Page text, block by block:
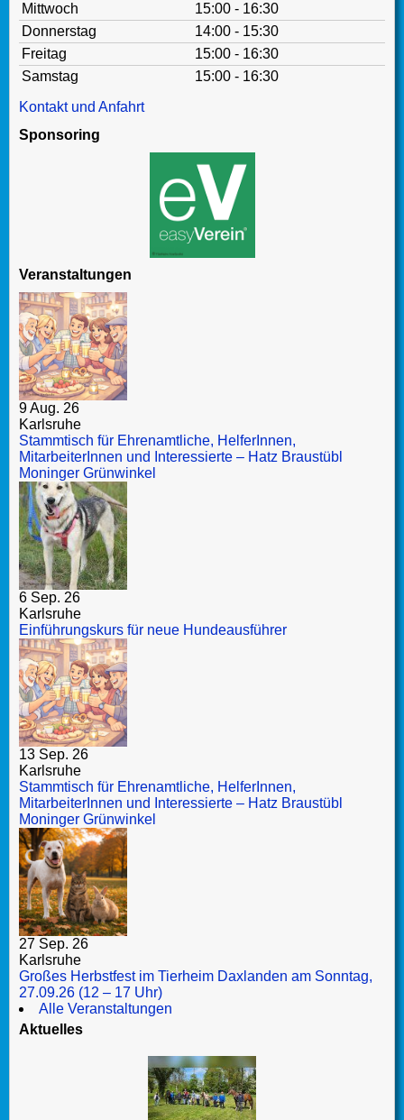
Mittwoch
15:00 - 16:30
Donnerstag
14:00 - 15:30
Freitag
15:00 - 16:30
Samstag
15:00 - 16:30
Kontakt und Anfahrt
Sponsoring
Veranstaltungen
9 Aug. 26
Karlsruhe
Stammtisch für Ehrenamtliche, HelferInnen,
MitarbeiterInnen und Interessierte – Hatz Braustübl
Moninger Grünwinkel
6 Sep. 26
Karlsruhe
Einführungskurs für neue Hundeausführer
13 Sep. 26
Karlsruhe
Stammtisch für Ehrenamtliche, HelferInnen,
MitarbeiterInnen und Interessierte – Hatz Braustübl
Moninger Grünwinkel
27 Sep. 26
Karlsruhe
Großes Herbstfest im Tierheim Daxlanden am Sonntag,
27.09.26 (12 – 17 Uhr)
Alle Veranstaltungen
Aktuelles